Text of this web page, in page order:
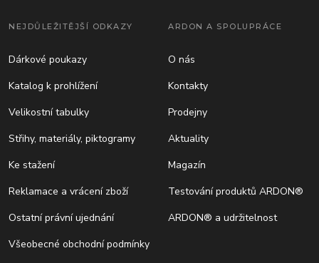
NEJDŮLEŽITĚJŠÍ ODKAZY
Dárkové poukazy
Katalog k prohlížení
Velikostní tabulky
Střihy, materiály, piktogramy
Ke stažení
Reklamace a vrácení zboží
Ostatní právní ujednání
Všeobecné obchodní podmínky
ARDON A SPOLUPRÁCE
O nás
Kontakty
Prodejny
Aktuality
Magazín
Testování produktů ARDON®
ARDON® a udržitelnost